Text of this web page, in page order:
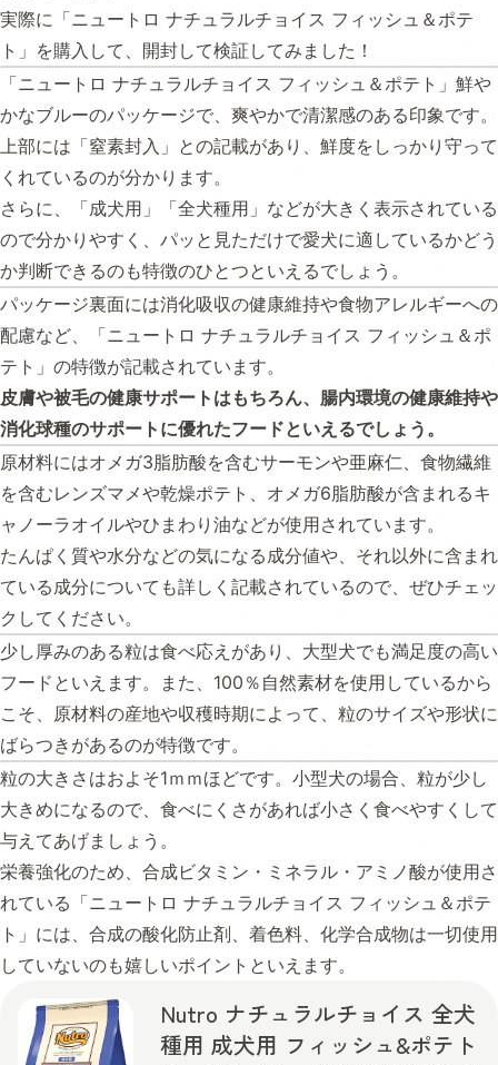
実際に「ニュートロ ナチュラルチョイス フィッシュ＆ポテ
ト」を購入して、開封して検証してみました！
「ニュートロ ナチュラルチョイス フィッシュ＆ポテト」鮮や
かなブルーのパッケージで、爽やかで清潔感のある印象です。
上部には「窒素封入」との記載があり、鮮度をしっかり守って
くれているのが分かります。
さらに、「成犬用」「全犬種用」などが大きく表示されている
ので分かりやすく、パッと見ただけで愛犬に適しているかどう
か判断できるのも特徴のひとつといえるでしょう。
パッケージ裏面には消化吸収の健康維持や食物アレルギーへの
配慮など、「ニュートロ ナチュラルチョイス フィッシュ＆ポ
テト」の特徴が記載されています。
皮膚や被毛の健康サポートはもちろん、腸内環境の健康維持や
消化球種のサポートに優れたフードといえるでしょう。
原材料にはオメガ3脂肪酸を含むサーモンや亜麻仁、食物繊維
を含むレンズマメや乾燥ポテト、オメガ6脂肪酸が含まれるキ
ャノーラオイルやひまわり油などが使用されています。
たんぱく質や水分などの気になる成分値や、それ以外に含まれ
ている成分についても詳しく記載されているので、ぜひチェッ
クしてください。
少し厚みのある粒は食べ応えがあり、大型犬でも満足度の高い
フードといえます。また、100％自然素材を使用しているから
こそ、原材料の産地や収穫時期によって、粒のサイズや形状に
ばらつきがあるのが特徴です。
粒の大きさはおよそ1ｍｍほどです。小型犬の場合、粒が少し
大きめになるので、食べにくさがあれば小さく食べやすくして
与えてあげましょう。
栄養強化のため、合成ビタミン・ミネラル・アミノ酸が使用さ
れている「ニュートロ ナチュラルチョイス フィッシュ＆ポテ
ト」には、合成の酸化防止剤、着色料、化学合成物は一切使用
していないのも嬉しいポイントといえます。
Nutro ナチュラルチョイス 全犬
種用 成犬用 フィッシュ&ポテト